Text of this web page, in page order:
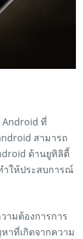
ที่
สามารถ
ด้านยูทิลิตี้
ำให้ประสบการณ์
ามต้องการการ
าที่เกิดจากความ